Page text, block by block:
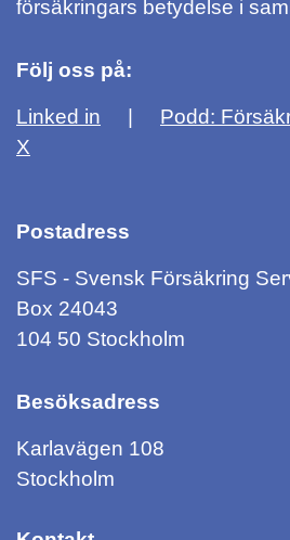
försäkringars betydelse i
Följ oss på:
Linked in
Podd:
X
Postadress
SFS - Svensk Försäkring
Box 24043
104 50 Stockholm
Besöksadress
Karlavägen 108
Stockholm